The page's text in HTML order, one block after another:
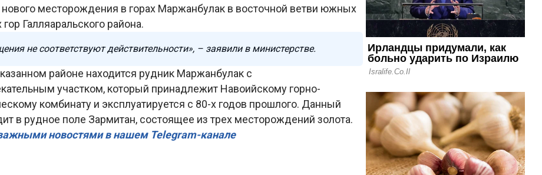
нового месторождения в горах Маржанбулак в восточной ветви южных
Галляаральского района.
не соответствуют действительности», – заявили в министерстве.
районе находится рудник Маржанбулак с
участком, который принадлежит Навоийскому горно-
комбинату и эксплуатируется с 80-х годов прошлого. Данный
в рудное поле Зармитан, состоящее из трех месторождений золота.
новостями в нашем Telegram-канале